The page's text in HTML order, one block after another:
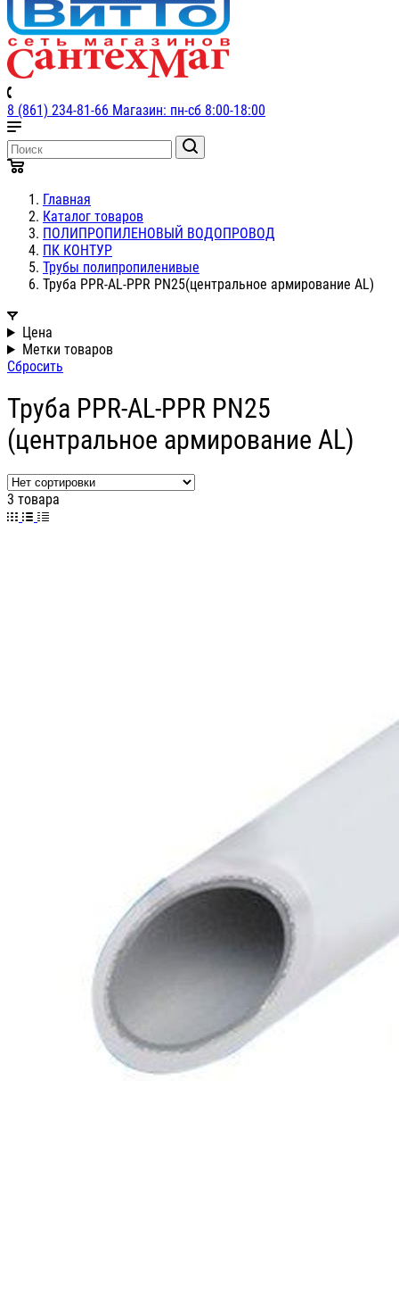
8 (861) 234-81-66 Магазин: пн-сб 8:00-18:00
Главная
Каталог товаров
ПОЛИПРОПИЛЕНОВЫЙ ВОДОПРОВОД
ПК КОНТУР
Трубы полипропиленивые
Труба PPR-AL-PPR PN25(центральное армирование AL)
Цена
Метки товаров
Сбросить
Труба PPR-AL-PPR PN25
(центральное армирование AL)
3 товара